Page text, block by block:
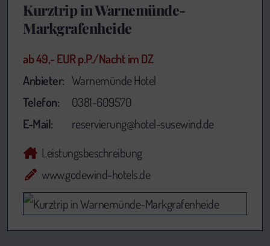
Kurztrip in Warnemünde-
Markgrafenheide
ab 49,- EUR p.P./Nacht im DZ
Anbieter: Warnemünde Hotel
Telefon:
0381-609570
E-Mail:
reservierung@hotel-susewind.de
Leistungsbeschreibung
www.godewind-hotels.de